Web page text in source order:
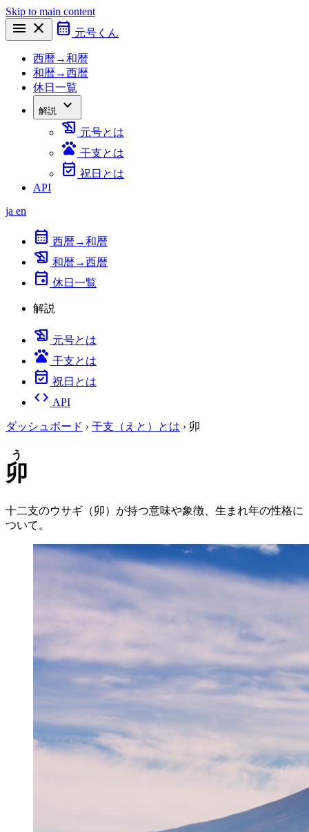
Skip to main content
menu close calendar_month 元号くん
西暦→和暦
和暦→西暦
休日一覧
解説
expand_more
history_edu 元号とは
pets 干支とは
event_available 祝日とは
API
ja en
calendar_month 西暦→和暦
history_edu 和暦→西暦
event 休日一覧
解説
history_edu 元号とは
pets 干支とは
event_available 祝日とは
code API
ダッシュボード › 干支（えと）とは › 卯
卯
う
十二支のウサギ（卯）が持つ意味や象徴、生まれ年の性格に
ついて。